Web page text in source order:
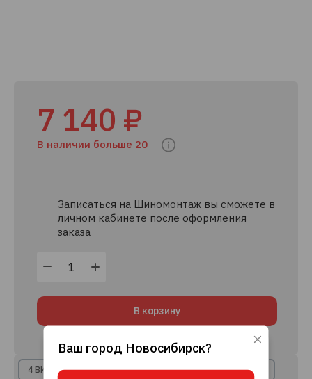
7 140 ₽
В наличии больше 20
Записаться на Шиномонтаж вы сможете в
личном кабинете после оформления
заказа
В корзину
4 ВИДА РАССРОЧКИ 8+ КРЕДИТНЫХ ПРЕДЛОЖЕНИЙ
Ваш город Новосибирск?
Используя данный сайт, вы даете согласие